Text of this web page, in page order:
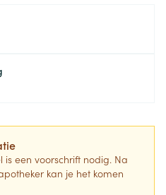
een voorschrift nodig. Na
kan je het komen